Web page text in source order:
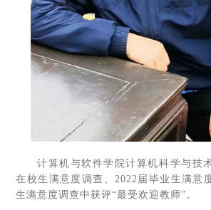
计算机与软件学院计算机科学与技
在校生满意度调查、2022届毕业生满意
生满意度调查中获评“最受欢迎教师”。